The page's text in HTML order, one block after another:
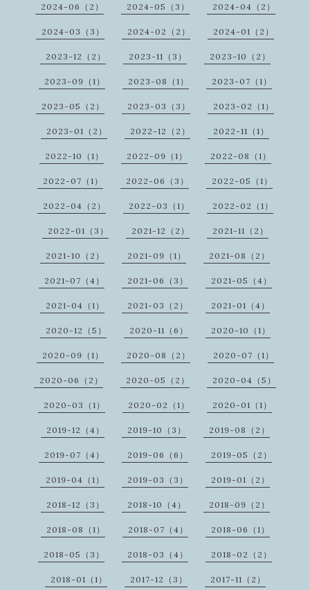
2024-06（2） 2024-05（3） 2024-04（2）
2024-03（3） 2024-02（2） 2024-01（2）
2023-12（2） 2023-11（3） 2023-10（2）
2023-09（1） 2023-08（1） 2023-07（1）
2023-05（2） 2023-03（3） 2023-02（1）
2023-01（2） 2022-12（2） 2022-11（1）
2022-10（1） 2022-09（1） 2022-08（1）
2022-07（1） 2022-06（3） 2022-05（1）
2022-04（2） 2022-03（1） 2022-02（1）
2022-01（3） 2021-12（2） 2021-11（2）
2021-10（2） 2021-09（1） 2021-08（2）
2021-07（4） 2021-06（3） 2021-05（4）
2021-04（1） 2021-03（2） 2021-01（4）
2020-12（5） 2020-11（6） 2020-10（1）
2020-09（1） 2020-08（2） 2020-07（1）
2020-06（2） 2020-05（2） 2020-04（5）
2020-03（1） 2020-02（1） 2020-01（1）
2019-12（4） 2019-10（3） 2019-08（2）
2019-07（4） 2019-06（6） 2019-05（2）
2019-04（1） 2019-03（3） 2019-01（2）
2018-12（3） 2018-10（4） 2018-09（2）
2018-08（1） 2018-07（4） 2018-06（1）
2018-05（3） 2018-03（4） 2018-02（2）
2018-01（1） 2017-12（3） 2017-11（2）